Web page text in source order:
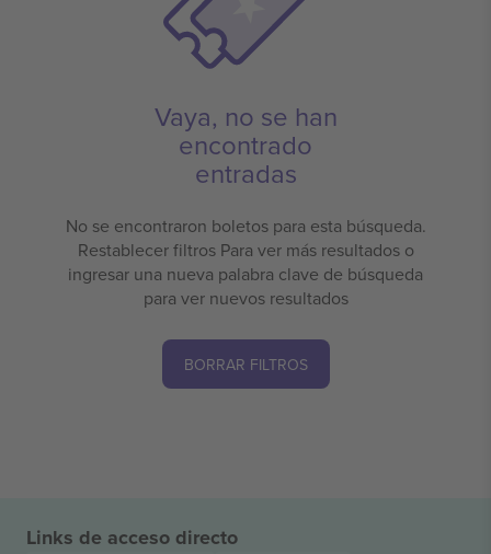
Vaya, no se han
encontrado
entradas
No se encontraron boletos para esta búsqueda.
Restablecer filtros Para ver más resultados o
ingresar una nueva palabra clave de búsqueda
para ver nuevos resultados
BORRAR FILTROS
Links de acceso directo